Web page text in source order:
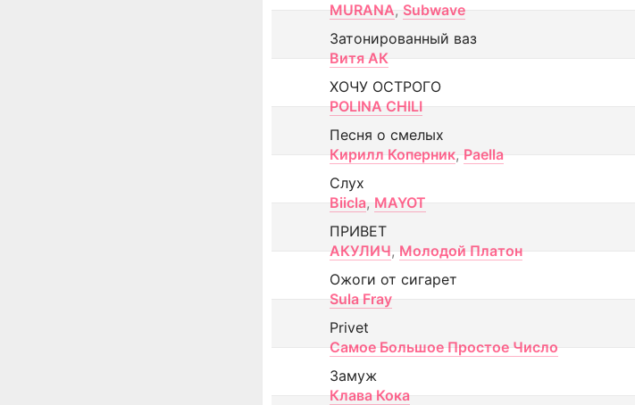
MURANA, Subwave
Затонированный ваз
Витя АК
ХОЧУ ОСТРОГО
POLINA CHILI
Песня о смелых
Кирилл Коперник, Paella
Слух
Biicla, MAYOT
ПРИВЕТ
АКУЛИЧ, Молодой Платон
Ожоги от сигарет
Sula Fray
Privet
Самое Большое Простое Число
Замуж
Клава Кока